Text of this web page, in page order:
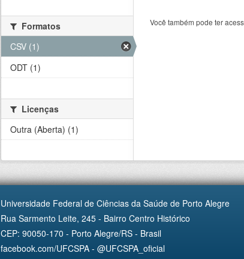
Você também pode ter
Formatos
CSV (1)
ODT (1)
Licenças
Outra (Aberta) (1)
Universidade Federal de Ciências da Saúde de Porto Alegre
Rua Sarmento Leite, 245 - Bairro Centro Histórico
CEP: 90050-170 - Porto Alegre/RS - Brasil
facebook.com/UFCSPA - @UFCSPA_oficial